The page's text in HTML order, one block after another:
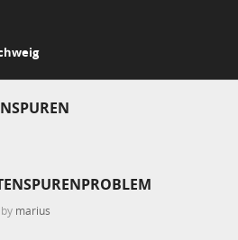
by marius